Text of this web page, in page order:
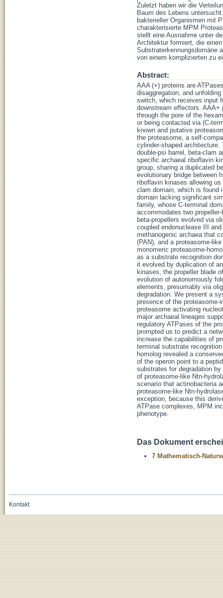
Zuletzt haben wir die
Baum des Lebens
bakterieller Organismen mit
charakterisierte MPM
stellt eine Ausnahme unter
Architektur formiert, die
Substraterkennungsdomäne
von einem komplizierten zu
Abstract:
AAA (+) proteins are
disaggregation, and
switch, which receives input
downstream effectors. AAA+
through the pore of the
or being contacted via (C-
known and putative
the proteasome, a self-
cylinder-shaped
double-psi barrel, beta-clam
specific archaeal riboflavin
group, sharing a duplicated
evolutionary bridge between
riboflavin kinases allowing
clam domain, which is found
domain lacking significant
family, whose C-terminal
accommodates two
beta-propellers evolved via
coupled endonuclease III
methanogenic archaea that
(PAN), and a proteasome-
monomeric proteasome-
as a substrate recognition
it evolved by duplication of
kinases, the propeller blade
evolution of autonomously
elements, presumably via
degradation. We present a
presence of the proteasome-
proteasome activating
major archaeal lineages
regulatory ATPases of the
prompted us to predict a
increase the capabilities of
terminal substrate
homolog revealed a
of the operon point to a
substrates for degradation
of proteasome-like Ntn-
scenario that actinobacteria
proteasome-like Ntn-
exception, because this
ATPase complexes, MPM
phenotype.
Das Dokument
7 Mathematisch-
Kontakt